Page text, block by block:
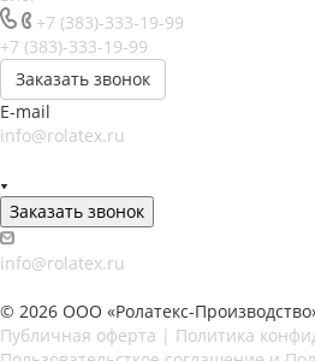
+7 (383)-333-19-99
+7 (383)-333-19-99
Заказать звонок
E-mail
info@rolatex.ru
Заказать звонок
info@rolatex.ru
© 2026 ООО «Ролатекс-
Публичная оферта | Политика